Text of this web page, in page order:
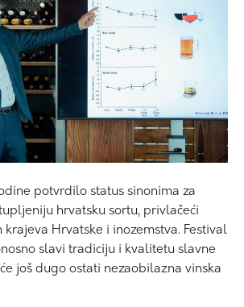
potvrdilo status sinonima za
hrvatsku sortu, privlačeći
Hrvatske i inozemstva. Festival
slavi tradiciju i kvalitetu slavne
još dugo ostati nezaobilazna vinska